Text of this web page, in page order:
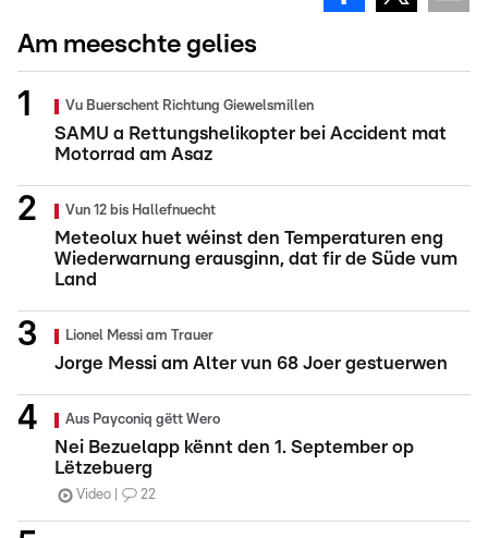
Am meeschte gelies
Vu Buerschent Richtung Giewelsmillen
SAMU a Rettungshelikopter bei Accident mat
Motorrad am Asaz
Vun 12 bis Hallefnuecht
Meteolux huet wéinst den Temperaturen eng
Wiederwarnung erausginn, dat fir de Süde vum
Land
Lionel Messi am Trauer
Jorge Messi am Alter vun 68 Joer gestuerwen
Aus Payconiq gëtt Wero
Nei Bezuelapp kënnt den 1. September op
Lëtzebuerg
Video 22